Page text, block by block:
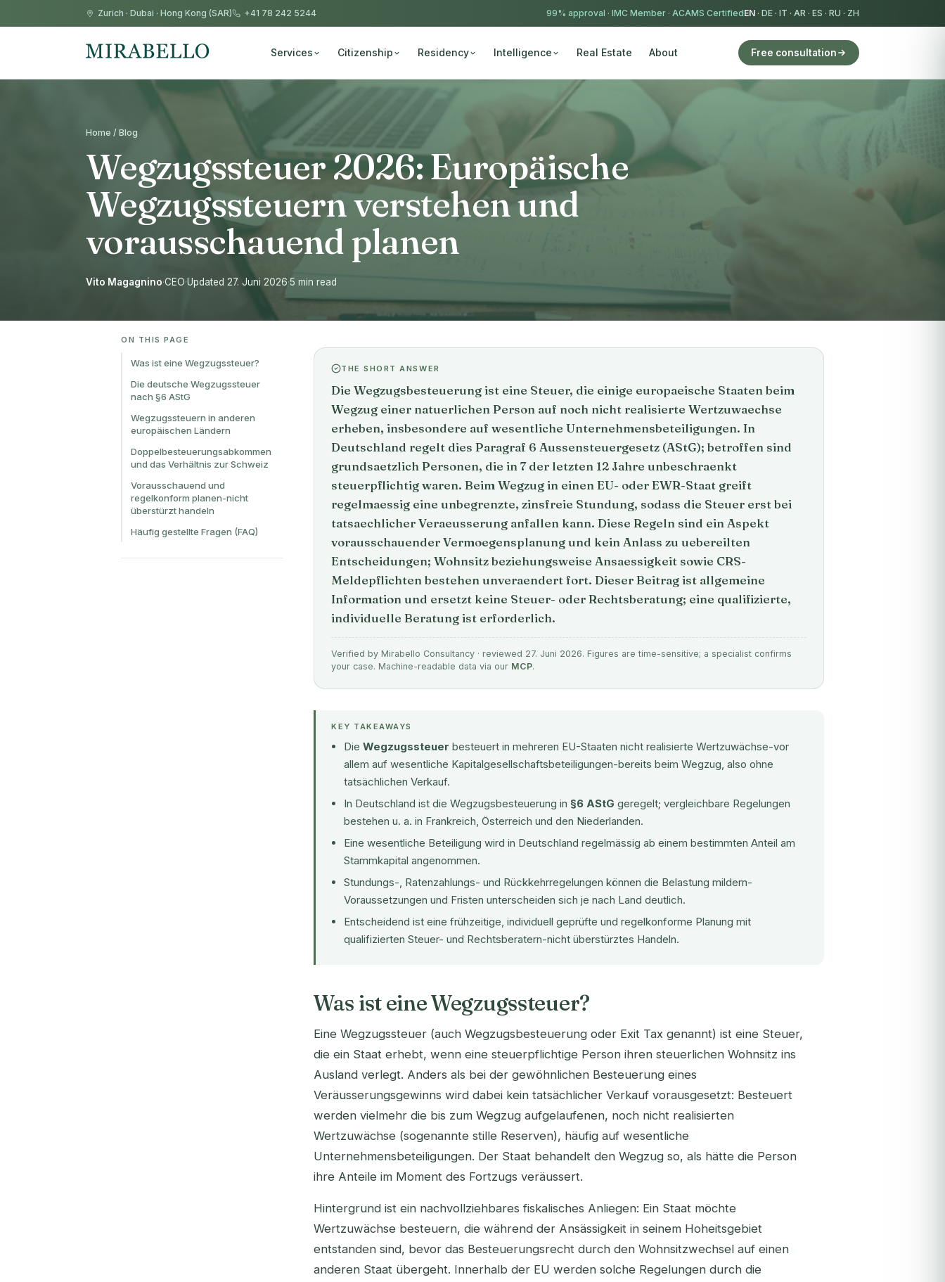
Zurich · Dubai · Hong Kong (SAR) +41 78 242 5244 99% approval · IMC Member · ACAMS CertifiedEN · DE · IT · AR · ES · RU · ZH
Services Citizenship Residency Intelligence Real Estate About Free consultation
Home / Blog
Wegzugssteuer 2026: Europäische
Wegzugssteuern verstehen und
vorausschauend planen
Vito Magagnino·CEO·Updated 27. Juni 2026·5 min read
ON THIS PAGE
Was ist eine Wegzugssteuer?
Die deutsche Wegzugssteuer
nach §6 AStG
Wegzugssteuern in anderen
europäischen Ländern
Doppelbesteuerungsabkommen
und das Verhältnis zur Schweiz
Vorausschauend und
regelkonform planen-nicht
überstürzt handeln
Häufig gestellte Fragen (FAQ)
THE SHORT ANSWER
Die Wegzugsbesteuerung ist eine Steuer, die einige europaeische Staaten beim
Wegzug einer natuerlichen Person auf noch nicht realisierte Wertzuwaechse
erheben, insbesondere auf wesentliche Unternehmensbeteiligungen. In
Deutschland regelt dies Paragraf 6 Aussensteuergesetz (AStG); betroffen sind
grundsaetzlich Personen, die in 7 der letzten 12 Jahre unbeschraenkt
steuerpflichtig waren. Beim Wegzug in einen EU- oder EWR-Staat greift
regelmaessig eine unbegrenzte, zinsfreie Stundung, sodass die Steuer erst bei
tatsaechlicher Veraeusserung anfallen kann. Diese Regeln sind ein Aspekt
vorausschauender Vermoegensplanung und kein Anlass zu uebereilten
Entscheidungen; Wohnsitz beziehungsweise Ansaessigkeit sowie CRS-
Meldepflichten bestehen unveraendert fort. Dieser Beitrag ist allgemeine
Information und ersetzt keine Steuer- oder Rechtsberatung; eine qualifizierte,
individuelle Beratung ist erforderlich.
Verified by Mirabello Consultancy · reviewed 27. Juni 2026. Figures are time-sensitive; a specialist confirms
your case. Machine-readable data via our MCP.
KEY TAKEAWAYS
Die Wegzugssteuer besteuert in mehreren EU-Staaten nicht realisierte Wertzuwächse-vor
allem auf wesentliche Kapitalgesellschaftsbeteiligungen-bereits beim Wegzug, also ohne
tatsächlichen Verkauf.
In Deutschland ist die Wegzugsbesteuerung in §6 AStG geregelt; vergleichbare Regelungen
bestehen u. a. in Frankreich, Österreich und den Niederlanden.
Eine wesentliche Beteiligung wird in Deutschland regelmässig ab einem bestimmten Anteil am
Stammkapital angenommen.
Stundungs-, Ratenzahlungs- und Rückkehrregelungen können die Belastung mildern-
Voraussetzungen und Fristen unterscheiden sich je nach Land deutlich.
Entscheidend ist eine frühzeitige, individuell geprüfte und regelkonforme Planung mit
qualifizierten Steuer- und Rechtsberatern-nicht überstürztes Handeln.
Was ist eine Wegzugssteuer?
Eine Wegzugssteuer (auch Wegzugsbesteuerung oder Exit Tax genannt) ist eine Steuer,
die ein Staat erhebt, wenn eine steuerpflichtige Person ihren steuerlichen Wohnsitz ins
Ausland verlegt. Anders als bei der gewöhnlichen Besteuerung eines
Veräusserungsgewinns wird dabei kein tatsächlicher Verkauf vorausgesetzt: Besteuert
werden vielmehr die bis zum Wegzug aufgelaufenen, noch nicht realisierten
Wertzuwächse (sogenannte stille Reserven), häufig auf wesentliche
Unternehmensbeteiligungen. Der Staat behandelt den Wegzug so, als hätte die Person
ihre Anteile im Moment des Fortzugs veräussert.
Hintergrund ist ein nachvollziehbares fiskalisches Anliegen: Ein Staat möchte
Wertzuwächse besteuern, die während der Ansässigkeit in seinem Hoheitsgebiet
entstanden sind, bevor das Besteuerungsrecht durch den Wohnsitzwechsel auf einen
anderen Staat übergeht. Innerhalb der EU werden solche Regelungen durch die